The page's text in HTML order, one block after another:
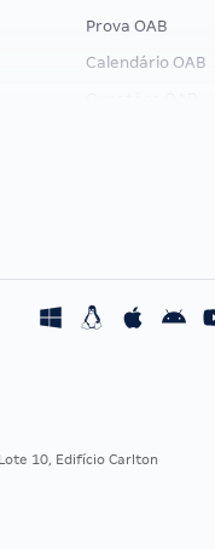
Prova OAB
Calendário OAB
10, Edifício Carlton